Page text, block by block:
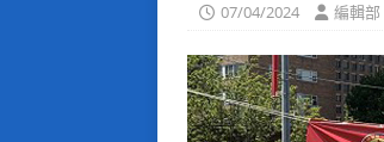
07/04/2024 編輯部